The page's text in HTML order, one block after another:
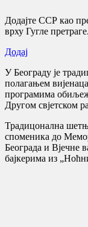
Додајте ССР као
врху Гугле претраге.
Додај
У Београду је
полагањем
програмима
Другом свјетском
Традицонална
споменика до
Београда и Вјечне
бајкерима из